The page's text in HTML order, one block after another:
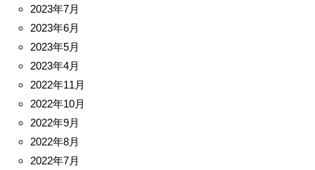
2023年7月
2023年6月
2023年5月
2023年4月
2022年11月
2022年10月
2022年9月
2022年8月
2022年7月